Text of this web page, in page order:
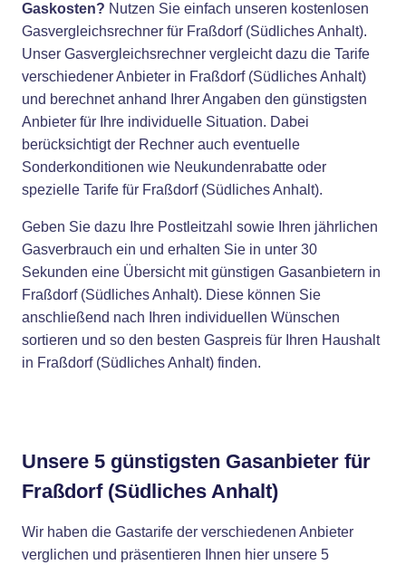
Gaskosten? Nutzen Sie einfach unseren kostenlosen
Gasvergleichsrechner für Fraßdorf (Südliches Anhalt).
Unser Gasvergleichsrechner vergleicht dazu die Tarife
verschiedener Anbieter in Fraßdorf (Südliches Anhalt)
und berechnet anhand Ihrer Angaben den günstigsten
Anbieter für Ihre individuelle Situation. Dabei
berücksichtigt der Rechner auch eventuelle
Sonderkonditionen wie Neukundenrabatte oder
spezielle Tarife für Fraßdorf (Südliches Anhalt).
Geben Sie dazu Ihre Postleitzahl sowie Ihren jährlichen
Gasverbrauch ein und erhalten Sie in unter 30
Sekunden eine Übersicht mit günstigen Gasanbietern in
Fraßdorf (Südliches Anhalt). Diese können Sie
anschließend nach Ihren individuellen Wünschen
sortieren und so den besten Gaspreis für Ihren Haushalt
in Fraßdorf (Südliches Anhalt) finden.
Unsere 5 günstigsten Gasanbieter für
Fraßdorf (Südliches Anhalt)
Wir haben die Gastarife der verschiedenen Anbieter
verglichen und präsentieren Ihnen hier unsere 5